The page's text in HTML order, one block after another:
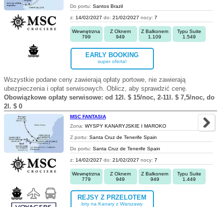
Do portu: Santos Brazil
z: 14/02/2027 do: 21/02/2027 nocy: 7
Wewnętrzna
799
Z Oknem
949
Z Balkonem
1.109
Typu Suite
1.549
EARLY BOOKING
super oferta!
Wszystkie podane ceny zawierają opłaty portowe, nie zawierają
ubezpieczenia i opłat serwisowych. Oblicz, aby sprawdzić cenę.
Obowiązkowe opłaty serwisowe: od 12l. $ 15/noc, 2-11l. $ 7,5/noc, do
2l. $ 0
MSC FANTASIA
Zona: WYSPY KANARYJSKIE I MAROKO
Z portu: Santa Cruz de Tenerife Spain
Do portu: Santa Cruz de Tenerife Spain
z: 14/02/2027 do: 21/02/2027 nocy: 7
Wewnętrzna
779
Z Oknem
949
Z Balkonem
949
Typu Suite
1.449
REJSY Z PRZELOTEM
loty na Kanary z Warszawy